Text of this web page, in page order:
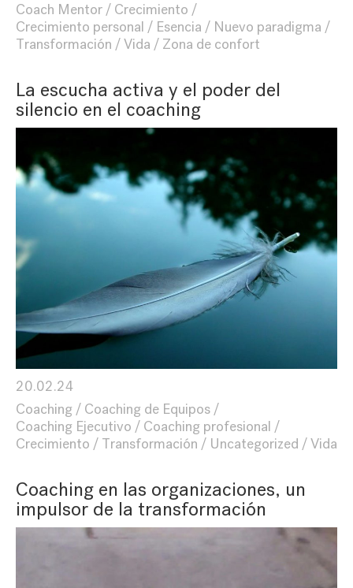
Coach Mentor
Crecimiento
Crecimiento personal
Esencia
Nuevo paradigma
Transformación
Vida Zona de confort
La escucha activa y el poder del
silencio en el coaching
20.02.24
Coaching
Coaching de Equipos
Coaching Ejecutivo
Coaching profesional
Crecimiento
Transformación Uncategorized Vida
Coaching en las organizaciones, un
impulsor de la transformación